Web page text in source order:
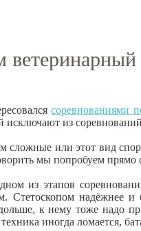
соревнованиями
из
сложные или этот вид
мы попробуем прямо
из этапов
Стетоскопом надёжнее
к нему тоже надо
иногда ломается,